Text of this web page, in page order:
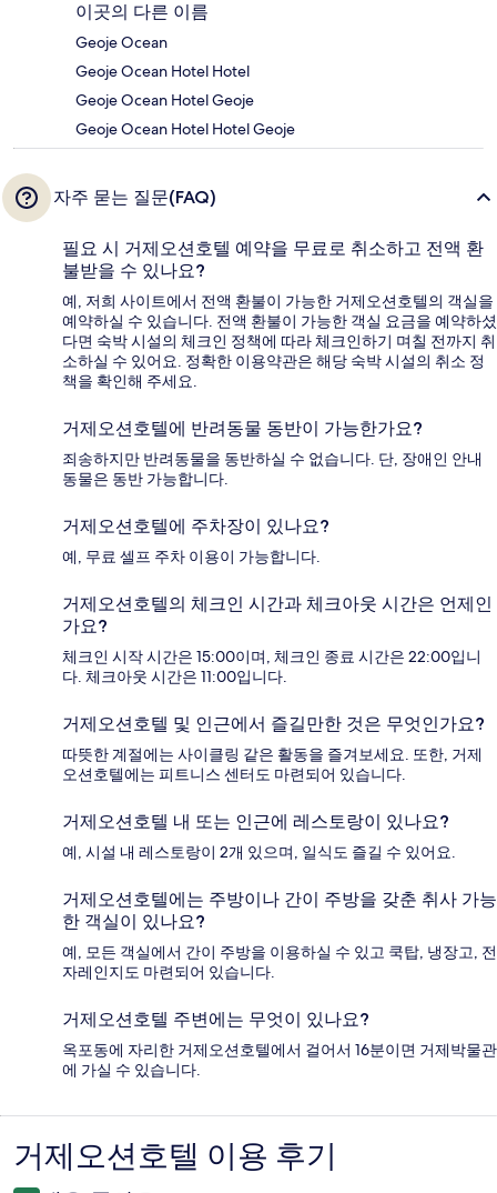
이곳의 다른 이름
Geoje Ocean
Geoje Ocean Hotel Hotel
Geoje Ocean Hotel Geoje
Geoje Ocean Hotel Hotel Geoje
자주 묻는 질문(FAQ)
필요 시 거제오션호텔 예약을 무료로 취소하고 전액 환
불받을 수 있나요?
예, 저희 사이트에서 전액 환불이 가능한 거제오션호텔의 객실을
예약하실 수 있습니다. 전액 환불이 가능한 객실 요금을 예약하셨
다면 숙박 시설의 체크인 정책에 따라 체크인하기 며칠 전까지 취
소하실 수 있어요. 정확한 이용약관은 해당 숙박 시설의 취소 정
책을 확인해 주세요.
거제오션호텔에 반려동물 동반이 가능한가요?
죄송하지만 반려동물을 동반하실 수 없습니다. 단, 장애인 안내
동물은 동반 가능합니다.
거제오션호텔에 주차장이 있나요?
예, 무료 셀프 주차 이용이 가능합니다.
거제오션호텔의 체크인 시간과 체크아웃 시간은 언제인
가요?
체크인 시작 시간은 15:00이며, 체크인 종료 시간은 22:00입니
다. 체크아웃 시간은 11:00입니다.
거제오션호텔 및 인근에서 즐길만한 것은 무엇인가요?
따뜻한 계절에는 사이클링 같은 활동을 즐겨보세요. 또한, 거제
오션호텔에는 피트니스 센터도 마련되어 있습니다.
거제오션호텔 내 또는 인근에 레스토랑이 있나요?
예, 시설 내 레스토랑이 2개 있으며, 일식도 즐길 수 있어요.
거제오션호텔에는 주방이나 간이 주방을 갖춘 취사 가능
한 객실이 있나요?
예, 모든 객실에서 간이 주방을 이용하실 수 있고 쿡탑, 냉장고, 전
자레인지도 마련되어 있습니다.
거제오션호텔 주변에는 무엇이 있나요?
옥포동에 자리한 거제오션호텔에서 걸어서 16분이면 거제박물관
에 가실 수 있습니다.
이
거제오션호텔 이용 후기